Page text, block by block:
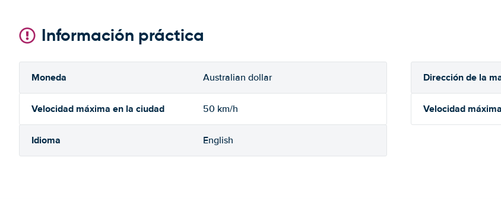
Información práctica
Moneda Australian dollar Dirección de la
Velocidad máxima en la ciudad 50 km/h Velocidad
Idioma English